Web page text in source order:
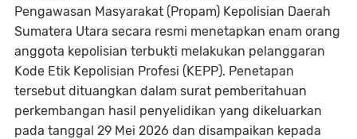
Pengawasan Masyarakat (Propam) Kepolisian Daerah
Sumatera Utara secara resmi menetapkan enam orang
anggota kepolisian terbukti melakukan pelanggaran
Kode Etik Kepolisian Profesi (KEPP). Penetapan
tersebut dituangkan dalam surat pemberitahuan
perkembangan hasil penyelidikan yang dikeluarkan
pada tanggal 29 Mei 2026 dan disampaikan kepada